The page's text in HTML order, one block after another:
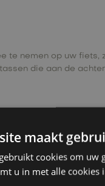
te nemen op uw
die aan de
van je fietstocht
maakt
cookies om
u in met alle